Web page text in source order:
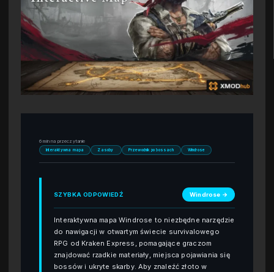
6 min na przeczytanie
Interaktywna mapa Zasoby Przewodnik po bossach Windrose
SZYBKA ODPOWIEDŹ Windrose →
Interaktywna mapa Windrose to niezbędne narzędzie
do nawigacji w otwartym świecie survivalowego
RPG od Kraken Express, pomagające graczom
znajdować rzadkie materiały, miejsca pojawiania się
bossów i ukryte skarby. Aby znaleźć złoto w